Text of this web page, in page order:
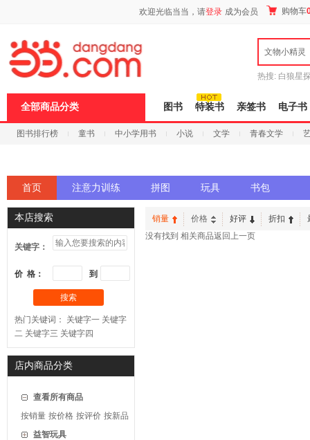
欢迎光临当当，请登录 成为会员 购物车
文物小精灵
热搜: 白狼星
全部商品分类 图书 特装书 亲签书 电子书
图书排行榜 童书 中小学用书 小说 文学 青春文学
首页 注意力训练 拼图 玩具 书包
本店搜索
关键字：
价 格： 到
搜索
热门关键词： 关键字一 关键字
二 关键字三 关键字四
店内商品分类
查看所有商品
按销量 按价格 按评价 按新品
益智玩具
销量 价格 好评 折扣
没有找到 相关商品返回上一页
页
开